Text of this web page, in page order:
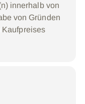
innerhalb von
von Gründen
Kaufpreises